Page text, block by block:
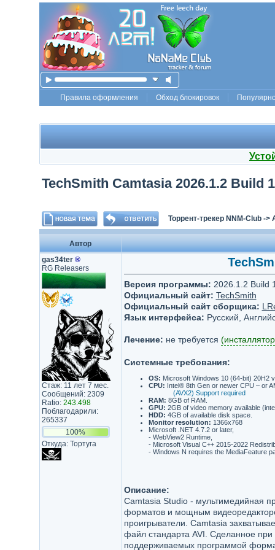
Правила оформления Обход блокировок
TechSmith Camtasia 2026.1.2 Build
Торрент-трекер NNM-Club->
Автор
gas34ter ®
RG Releasers
Стаж: 11 лет 7 мес.
Сообщений: 2309
Ratio: 243.498
Поблагодарили:
265337
100%
Откуда: Тортуга
Версия программы: 2026.1.2 Build
Официальный сайт: TechSmith
Официальный сайт сборщика:
Язык интерфейса: Русский,
Лечение: не требуется
Системные требования:
OS: Microsoft Windows 10 (64-bit) 20H2
CPU: Intel® 8th Gen or newer CPU – or
(AVX2) Support required
RAM: 8GB of RAM.
GPU: 2GB of video memory available
HDD: 4GB of available disk space.
Monitor resolution: 1366x768
Microsoft .NET 4.7.2 or later,
- WebView2 Runtime,
- Microsoft Visual C++ 2015-2022
- Windows N requires the MediaFeature
Описание:
Camtasia Studio - мультимедийная
форматов и мощным
проигрыватели. Camtasia
файл стандарта AVI. Сделанное
поддерживаемых программой